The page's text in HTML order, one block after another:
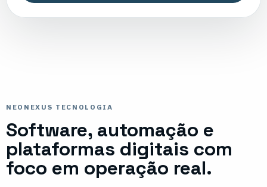
NEONEXUS TECNOLOGIA
Software, automação e
plataformas digitais com
foco em operação real.